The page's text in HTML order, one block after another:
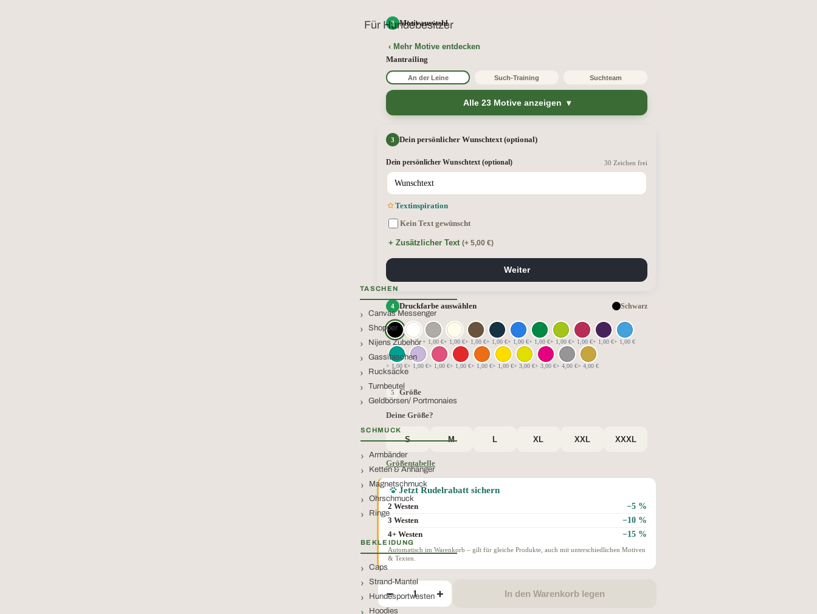
Für Hundebesitzer
TASCHEN
Canvas Messenger
Shopper
Nijens Zubehör
Gassitaschen
Rucksäcke
Turnbeutel
Geldbörsen/ Portmonaies
SCHMUCK
Armbänder
Ketten & Anhänger
Magnetschmuck
Ohrschmuck
Ringe
BEKLEIDUNG
Caps
Strand-Mantel
Hundesportwesten
Hoodies
Motivauswahl
‹ Mehr Motive entdecken
Mantrailing
An der Leine Such-Training Suchteam
Alle 23 Motive anzeigen
Dein persönlicher Wunschtext (optional)
Dein persönlicher Wunschtext (optional) 30 Zeichen frei
Textinspiration
Kein Text gewünscht
+ Zusätzlicher Text (+ 5,00 €)
Weiter
Druckfarbe auswählen Schwarz
+ 1,00 €+ 1,00 €+ 1,00 €+ 1,00 €+ 1,00 €+ 1,00 €+ 1,00 €+ 1,00 €+ 1,00 €+ 1,00 €
+ 1,00 €+ 1,00 €+ 1,00 €+ 1,00 €+ 1,00 €+ 1,00 €+ 3,00 €+ 3,00 €+ 4,00 €+ 4,00 €
Größe
Deine Größe?
S M L XL XXL XXXL
Größentabelle
Jetzt Rudelrabatt sichern
2 Westen −5 %
3 Westen −10 %
4+ Westen −15 %
Automatisch im Warenkorb – gilt für gleiche Produkte, auch mit unterschiedlichen Motiven
& Texten.
− + In den Warenkorb legen